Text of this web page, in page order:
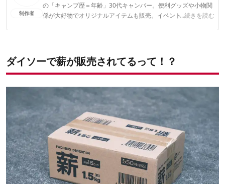
制作者
の「キャンプ歴＝年齢」30代キャンパー。便利グッズや小物関
係が大好物でオリジナルアイテムも販売。イベントや商品企画
...続きを読む
ダイソーで薪が販売されてるって！？